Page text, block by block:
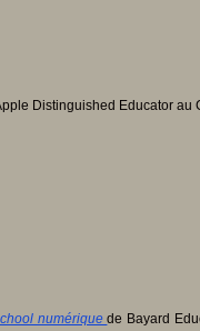
Distinguished Educator
numériquede Bayard